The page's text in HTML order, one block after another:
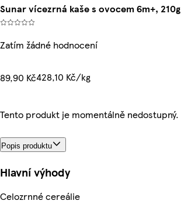
Sunar vícezrná kaše s ovocem 6m+, 210g
Zatím žádné hodnocení
89,90 Kč428,10 Kč/kg
Tento produkt je momentálně nedostupný.
Popis produktu
Hlavní výhody
Celozrnné cereálie